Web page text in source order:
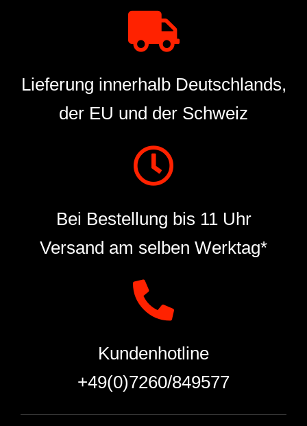
Lieferung innerhalb Deutschlands,
der EU und der Schweiz
Bei Bestellung bis 11 Uhr
Versand am selben Werktag*
Kundenhotline
+49(0)7260/849577